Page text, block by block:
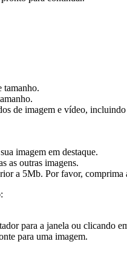
tamanho.
de imagem e vídeo,
imagem em destaque.
as outras imagens.
a 5Mb. Por favor, comprima
para a janela ou clicando
para uma imagem.